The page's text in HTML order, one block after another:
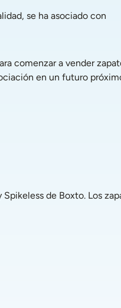
se ha asociado con
comenzar a vender
en un futuro